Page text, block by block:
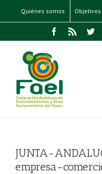
Quiénes somos Objetivos
JUNTA-
empresa-